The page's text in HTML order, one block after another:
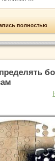
полностью